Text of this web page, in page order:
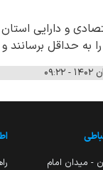
و دارایی
به حداقل برسانند و
- میدان امام